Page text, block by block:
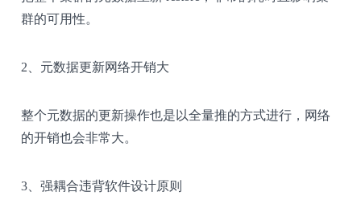
群的可用性。
2、元数据更新网络开销大
整个元数据的更新操作也是以全量推的方式进行，网络
的开销也会非常大。
3、强耦合违背软件设计原则